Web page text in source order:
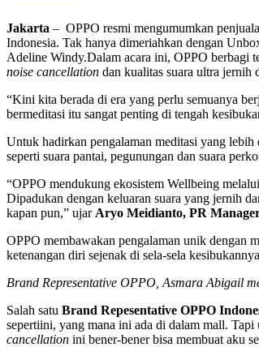
Jakarta – OPPO resmi mengumumkan
Indonesia. Tak hanya dimeriahkan dengan
Adeline Windy.Dalam acara ini, OPPO berbagi
noise cancellation dan kualitas suara ultra jernih
“Kini kita berada di era yang perlu semuanya
bermeditasi itu sangat penting di tengah
Untuk hadirkan pengalaman meditasi yang
seperti suara pantai, pegunungan dan suara
“OPPO mendukung ekosistem Wellbeing
Dipadukan dengan keluaran suara yang jernih
kapan pun,” ujar Aryo Meidianto, PR
OPPO membawakan pengalaman unik dengan
ketenangan diri sejenak di sela-sela
Brand Representative OPPO, Asmara Abigail
Salah satu Brand Repesentative OPPO
sepertiini, yang mana ini ada di dalam mall.
cancellation ini bener-bener bisa membuat aku